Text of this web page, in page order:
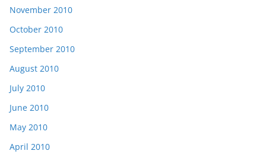
November 2010
October 2010
September 2010
August 2010
July 2010
June 2010
May 2010
April 2010